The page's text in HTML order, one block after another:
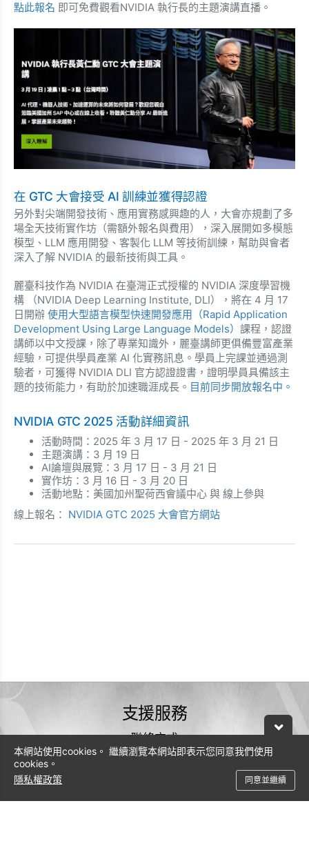
點此報名 即可免費觀看NVIDIA 執行長的主題演講直播。
在 GTC 大會接受 AI 訓練並獲得認證
另外對尖端開發技術、應用實務感興趣的人，大會亦規劃了多
場全天技術實作坊（需額外報名與費用），深入展開如多模態
模型、LLM 應用開發、客製化 LLM 等技術訓練，幫助與會者
深入了解 NVIDIA 的最新技術與工具。
麗臺科技作為 NVIDIA 在臺灣正式授權的 NVIDIA 深度學習機
構 （NVIDIA Deep Learning Institute, DLI），將在 4 月 17
日開辦 使用大型語言模型快速開發應用（Rapid Application
Development Using Large Language Models） 課程，認證
講師以中文授課，除了專業知識外，麗臺講師更俱備豐富產業
經驗，可提供學員產業 AI 化實務訊息。學員上完課並通過測
驗者，可獲得 NVIDIA DLI 官方認證證書，證明學員具備該主
題的技術能力，有助於加速職涯成長。 目前同步開放報名中。
NVIDIA GTC 2025 活動詳細資訊
活動時間：2025 年 3 月 17 日 - 2025 年 3 月 21 日
主題演講：3 月 19 日
AI論壇與展覽：3 月 17 日 - 3 月 21 日
實作坊：3 月 16 日 - 3 月 20 日
活動地點：美國加州聖荷西會議中心 與 線上參與
線上報名： NVIDIA GTC 2025 大會官方網站
支援服務
聯絡方式
0800-600-206
本網站使用cookies。 繼續瀏覽本網站即表示您同意我們使用
cookies。
隱私權政策
同意並繼續